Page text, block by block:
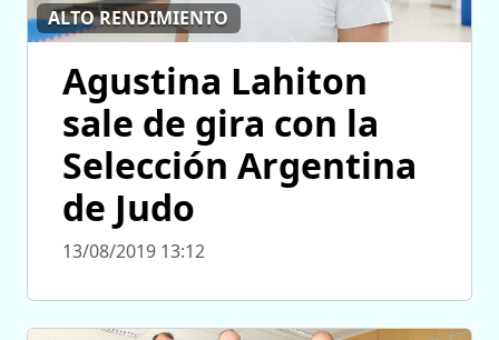
ALTO RENDIMIENTO
Agustina Lahiton
sale de gira con la
Selección Argentina
de Judo
13/08/2019 13:12